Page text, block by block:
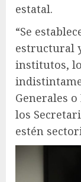
estatal.
“Se
estructural
institutos,
Generales
los
estén